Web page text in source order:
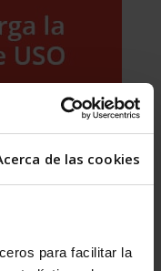
de las cookies
para facilitar la